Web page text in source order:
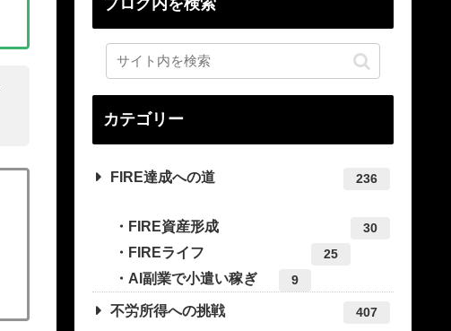
カテゴリー
FIRE達成への道 236
FIRE資産形成 30
FIREライフ 25
AI副業で小遣い稼ぎ 9
不労所得への挑戦 407